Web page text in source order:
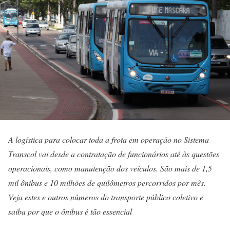
A logística para colocar toda a frota em operação no Sistema
Transcol vai desde a contratação de funcionários até às questões
operacionais, como manutenção dos veículos. São mais de 1,5
mil ônibus e 10 milhões de quilômetros percorridos por mês.
Veja estes e outros números do transporte público coletivo e
saiba por que o ônibus é tão essencial